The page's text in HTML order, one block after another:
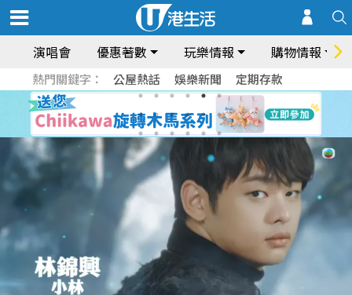
演唱會 優惠著數 玩樂情報 購物情報
熱門關鍵字： 公屋熱話 娛樂新聞 定期存款